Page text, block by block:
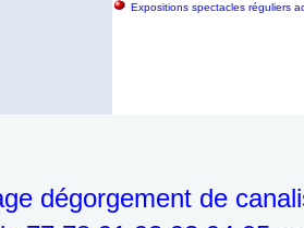
Expositions spectacles réguliers
dégorgement de